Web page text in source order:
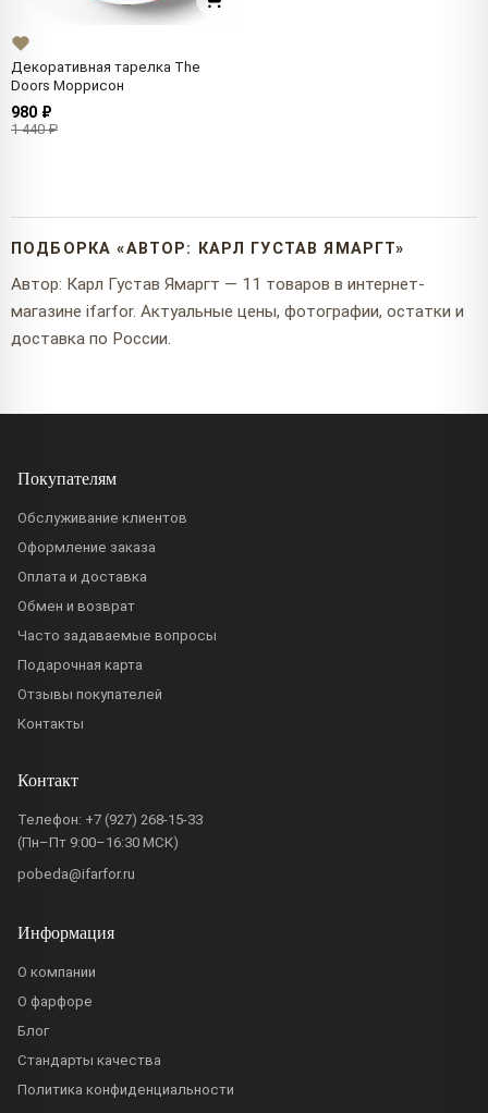
Декоративная тарелка The
Doors Моррисон
980 ₽
1 440 ₽
ПОДБОРКА «АВТОР: КАРЛ ГУСТАВ ЯМАРГТ»
Автор: Карл Густав Ямаргт — 11 товаров в интернет-
магазине ifarfor. Актуальные цены, фотографии, остатки и
доставка по России.
Покупателям
Обслуживание клиентов
Оформление заказа
Оплата и доставка
Обмен и возврат
Часто задаваемые вопросы
Подарочная карта
Отзывы покупателей
Контакты
Контакт
Телефон: +7 (927) 268-15-33
(Пн–Пт 9:00–16:30 МСК)
pobeda@ifarfor.ru
Информация
О компании
О фарфоре
Блог
Стандарты качества
Политика конфиденциальности